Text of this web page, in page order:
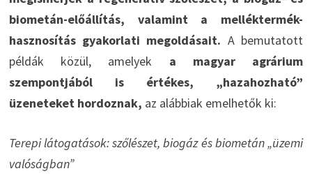
biometán-előállítás, valamint a melléktermék-
hasznosítás gyakorlati megoldásait. A bemutatott
példák közül, amelyek a magyar agrárium
szempontjából is értékes, „hazahozható”
üzeneteket hordoznak, az alábbiak emelhetők ki:
Terepi látogatások: szőlészet, biogáz és biometán „üzemi
valóságban”